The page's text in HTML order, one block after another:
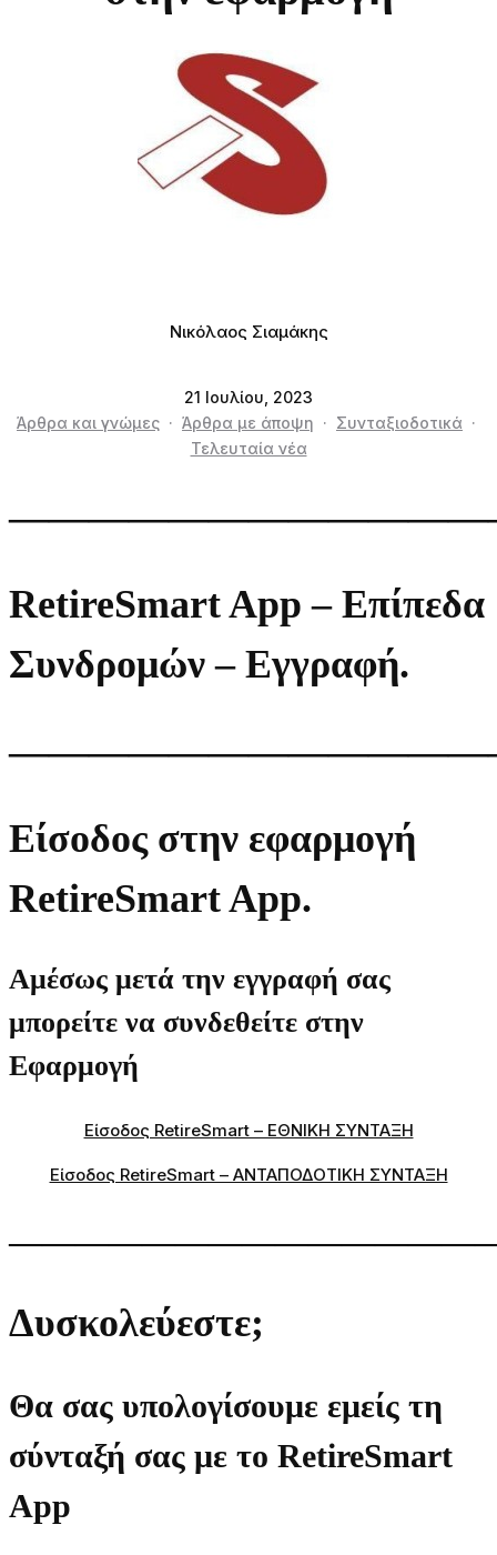
Νικόλαος Σιαμάκης
21 Ιουλίου, 2023
Άρθρα και γνώμες · Άρθρα με άποψη · Συνταξιοδοτικά ·
Τελευταία νέα
RetireSmart App – Επίπεδα
Συνδρομών – Εγγραφή.
Είσοδος στην εφαρμογή
RetireSmart App.
Αμέσως μετά την εγγραφή σας
μπορείτε να συνδεθείτε στην
Εφαρμογή
Είσοδος RetireSmart – ΕΘΝΙΚΗ ΣΥΝΤΑΞΗ
Είσοδος RetireSmart – ΑΝΤΑΠΟΔΟΤΙΚΗ ΣΥΝΤΑΞΗ
Δυσκολεύεστε;
Θα σας υπολογίσουμε εμείς τη
σύνταξή σας με το RetireSmart
App